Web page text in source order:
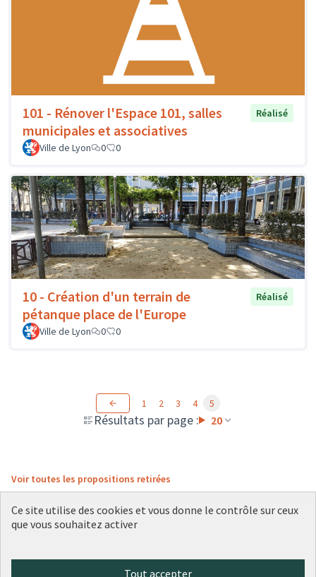
101 - Rénover l'Espace 101, salles
municipales et associatives
Réalisé
Ville de Lyon 0 0
10 - Création d'un terrain de
pétanque place de l'Europe
Réalisé
Ville de Lyon 0 0
Résultats par page : 20
1 2 3 4 5
Voir toutes les propositions retirées
Ce site utilise des cookies et vous donne le contrôle sur ceux
que vous souhaitez activer
Tout accepter